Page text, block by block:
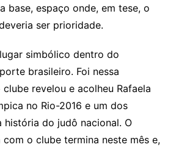
base, espaço onde, em tese, o
ser prioridade.
simbólico dentro do
brasileiro. Foi nessa
revelou e acolheu Rafaela
no Rio-2016 e um dos
história do judô nacional. O
o clube termina neste mês e,